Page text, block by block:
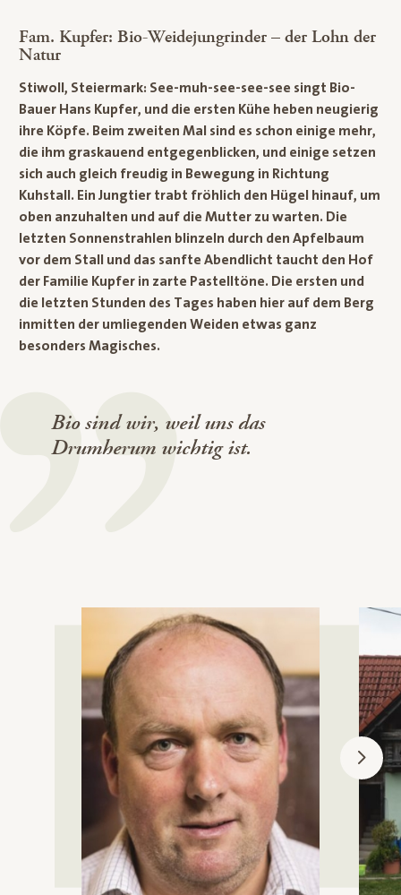
Fam. Kupfer: Bio-Weidejungrinder – der Lohn der
Natur
Stiwoll, Steiermark: See-muh-see-see-see singt Bio-
Bauer Hans Kupfer, und die ersten Kühe heben neugierig
ihre Köpfe. Beim zweiten Mal sind es schon einige mehr,
die ihm graskauend entgegenblicken, und einige setzen
sich auch gleich freudig in Bewegung in Richtung
Kuhstall. Ein Jungtier trabt fröhlich den Hügel hinauf, um
oben anzuhalten und auf die Mutter zu warten. Die
letzten Sonnenstrahlen blinzeln durch den Apfelbaum
vor dem Stall und das sanfte Abendlicht taucht den Hof
der Familie Kupfer in zarte Pastelltöne. Die ersten und
die letzten Stunden des Tages haben hier auf dem Berg
inmitten der umliegenden Weiden etwas ganz
besonders Magisches.
Bio sind wir, weil uns das
Drumherum wichtig ist.